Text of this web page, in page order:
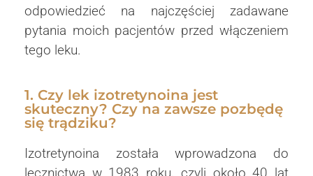
odpowiedzieć na najczęściej zadawane
pytania moich pacjentów przed włączeniem
tego leku.
1. Czy lek izotretynoina jest
skuteczny? Czy na zawsze pozbędę
się trądziku?
Izotretynoina została wprowadzona do
lecznictwa w 1983 roku, czyli około 40 lat